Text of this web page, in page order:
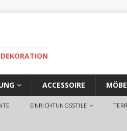
ACCESSOIRE
EINRICHTUNGSSTILE